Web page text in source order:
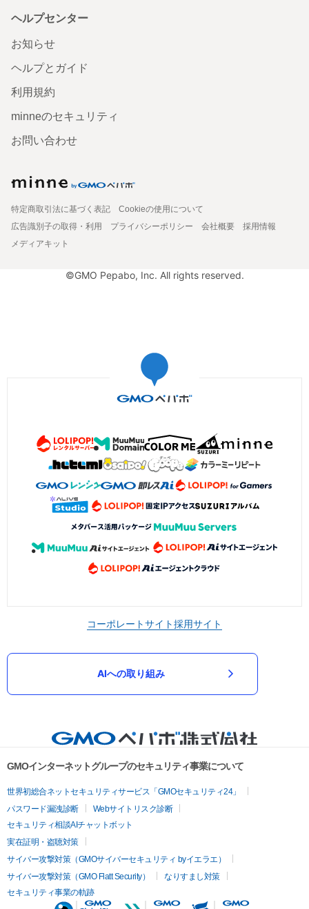
ヘルプセンター
お知らせ
ヘルプとガイド
利用規約
minneのセキュリティ
お問い合わせ
特定商取引法に基づく表記
Cookieの使用について
広告識別子の取得・利用
プライバシーポリシー 会社概要
採用情報
メディアキット
©GMO Pepabo, Inc. All rights reserved.
コーポレートサイト採用サイト
AIへの取り組み
GMOインターネットグループのセキュリティ事業について
世界初総合ネットセキュリティサービス「GMOセキュリティ24」
パスワード漏洩診断
Webサイトリスク診断
セキュリティ相談AIチャットボット
実在証明・盗聴対策
サイバー攻撃対策（GMOサイバーセキュリティ byイエラエ）
サイバー攻撃対策（GMO Flatt Security）
なりすまし対策
セキュリティ事業の軌跡